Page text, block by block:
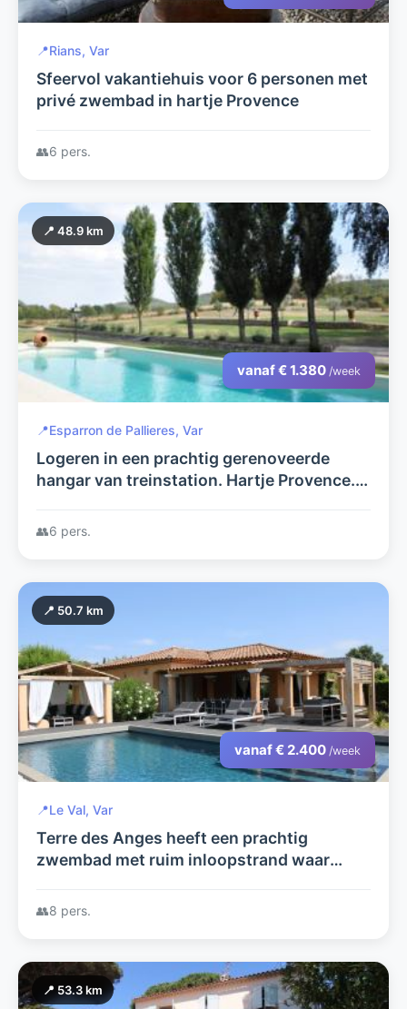
📍Rians, Var
Sfeervol vakantiehuis voor 6 personen met
privé zwembad in hartje Provence
👥6 pers.
📍 48.9 km
vanaf € 1.380 /week
📍Esparron de Pallieres, Var
Logeren in een prachtig gerenoveerde
hangar van treinstation. Hartje Provence.
👥6 pers.
📍 50.7 km
vanaf € 2.400 /week
📍Le Val, Var
Terre des Anges heeft een prachtig
zwembad met ruim inloopstrand waar
👥8 pers.
📍 53.3 km